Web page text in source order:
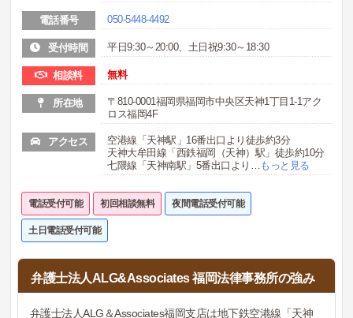
電話番号 050-5448-4492
受付時間 平日9:30～20:00、土日祝9:30～18:30
相談料 無料
所在地
〒810-0001福岡県福岡市中央区天神1丁目1-1アク
ロス福岡4F
アクセス
空港線「天神駅」16番出口より徒歩約3分
天神大牟田線「西鉄福岡（天神）駅」徒歩約10分
七隈線「天神南駅」5番出口より …もっと見る
電話受付可能 初回相談無料 夜間電話受付可能
土日電話受付可能
弁護士法人ALG&Associates 福岡法律事務所の強み
弁護士法人ALG＆Associates福岡支店は地下鉄空港線「天神